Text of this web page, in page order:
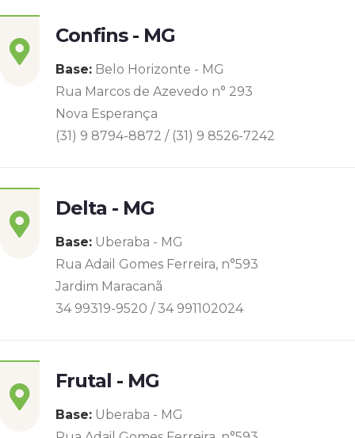
Confins - MG
Base: Belo Horizonte - MG
Rua Marcos de Azevedo n° 293
Nova Esperança
(31) 9 8794-8872 / (31) 9 8526-7242
Delta - MG
Base: Uberaba - MG
Rua Adail Gomes Ferreira, n°593
Jardim Maracanã
34 99319-9520 / 34 991102024
Frutal - MG
Base: Uberaba - MG